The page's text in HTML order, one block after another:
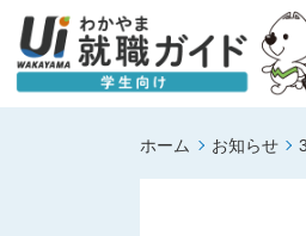
ホーム お知らせ